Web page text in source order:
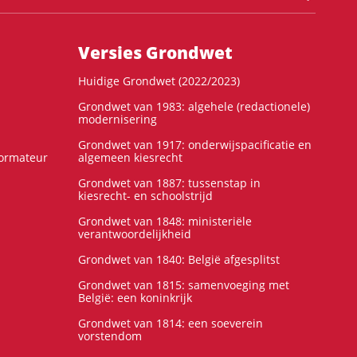
Versies Grondwet
Huidige Grondwet (2022/2023)
Grondwet van 1983: algehele (redactionele)
modernisering
Grondwet van 1917: onderwijspacificatie en
algemeen kiesrecht
Grondwet van 1887: tussenstap in
kiesrecht- en schoolstrijd
Grondwet van 1848: ministeriële
verantwoordelijkheid
Grondwet van 1840: België afgesplitst
Grondwet van 1815: samenvoeging met
België: een koninkrijk
Grondwet van 1814: een soeverein
vorstendom